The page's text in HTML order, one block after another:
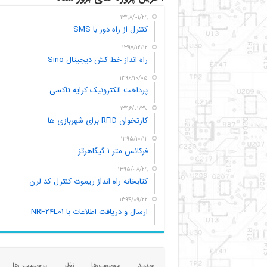
۱۳۹۸/۰۱/۲۹
کنترل از راه دور با SMS
۱۳۹۷/۱۲/۱۲
راه انداز خط کش دیجیتال Sino
۱۳۹۶/۱۰/۰۵
پرداخت الکترونیک کرایه تاکسی
۱۳۹۶/۰۱/۳۰
کارتخوان RFID برای شهربازی ها
۱۳۹۵/۱۰/۱۲
فرکانس متر ۱ گیگاهرتز
۱۳۹۵/۰۸/۲۹
کتابخانه راه انداز ریموت کنترل کد لرن
۱۳۹۴/۰۹/۲۲
ارسال و دریافت اطلاعات با NRF۲۴L۰۱